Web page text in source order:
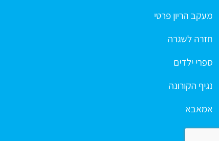
מעקב הריון פרטי
חזרה לשגרה
ספרי ילדים
נגיף הקורונה
אמאבא